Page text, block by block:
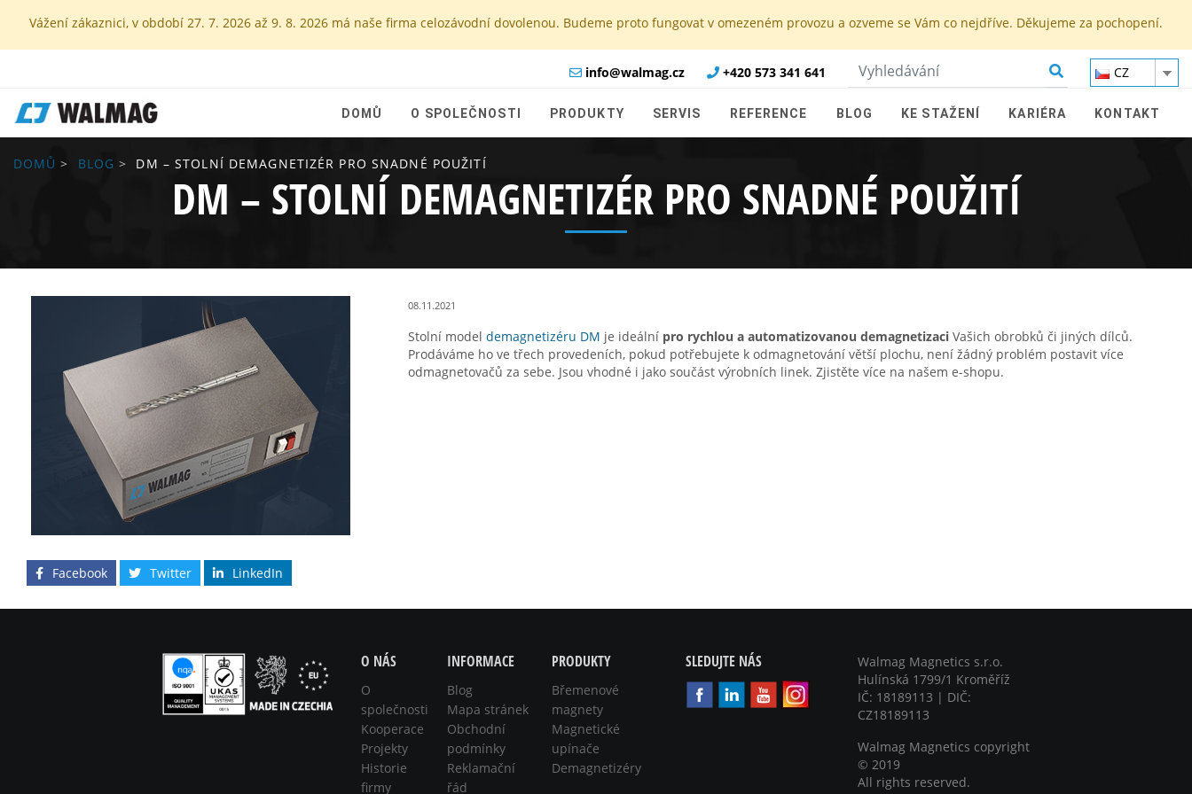
Vážení zákaznici, v období 27. 7. 2026 až 9. 8. 2026 má naše firma celozávodní dovolenou. Budeme proto fungovat v omezeném provozu a ozveme se Vám co nejdříve. Děkujeme za pochopení.
CZ
+420 573 341 641
info@walmag.cz
KONTAKT
KARIÉRA
KE STAŽENÍ
BLOG
REFERENCE
SERVIS
PRODUKTY
O SPOLEČNOSTI
DOMŮ
DOMŮ BLOG DM – STOLNÍ DEMAGNETIZÉR PRO SNADNÉ POUŽITÍ
DM – STOLNÍ DEMAGNETIZÉR PRO SNADNÉ POUŽITÍ
08.11.2021
Stolní model demagnetizéru DM je ideální pro rychlou a automatizovanou demagnetizaciVašich obrobků či jiných dílců.
Prodáváme ho ve třech provedeních, pokud potřebujete k odmagnetování větší plochu, není žádný problém postavit více
odmagnetovačů za sebe. Jsou vhodné i jako součást výrobních linek. Zjistěte více na našem e-shopu.
Facebook Twitter LinkedIn
O NÁS
O
společnosti
Kooperace
Projekty
Historie
firmy
INFORMACE
Blog
Mapa stránek
Obchodní
podmínky
Reklamační
řád
PRODUKTY
Břemenové
magnety
Magnetické
upínače
Demagnetizéry
SLEDUJTE NÁS
Walmag Magnetics s.r.o.
Hulínská 1799/1 Kroměříž
IČ: 18189113 | DIČ:
CZ18189113
Walmag Magnetics copyright
© 2019
All rights reserved.